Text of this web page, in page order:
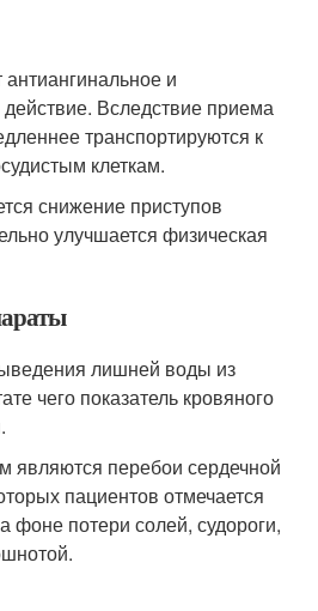
и
действие. Вследствие приема
транспортируются к
клеткам.
снижение приступов
улучшается физическая
лишней воды из
чего показатель кровяного
являются перебои сердечной
пациентов отмечается
фоне потери солей, судороги,